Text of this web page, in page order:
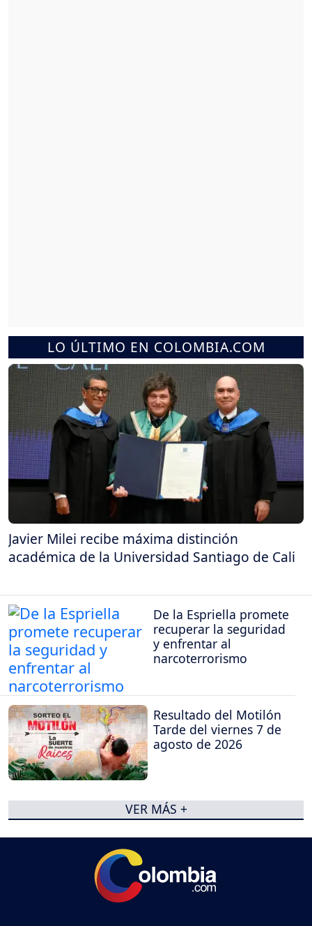
LO ÚLTIMO EN COLOMBIA.COM
Javier Milei recibe máxima distinción
académica de la Universidad Santiago de Cali
De la Espriella promete
recuperar la seguridad
y enfrentar al
narcoterrorismo
Resultado del Motilón
Tarde del viernes 7 de
agosto de 2026
VER MÁS +